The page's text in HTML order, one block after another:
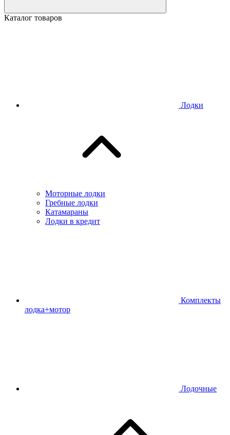
Каталог товаров
Лодки
Моторные лодки
Гребные лодки
Катамараны
Лодки в кредит
Комплекты
лодка+мотор
Лодочные